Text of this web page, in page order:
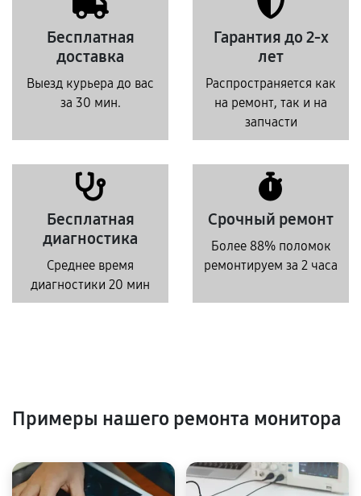
Бесплатная
доставка
Выезд курьера до вас
за 30 мин.
Гарантия до 2-х
лет
Распространяется как
на ремонт, так и на
запчасти
Бесплатная
диагностика
Среднее время
диагностики 20 мин
Срочный ремонт
Более 88% поломок
ремонтируем за 2 часа
Примеры нашего ремонта монитора